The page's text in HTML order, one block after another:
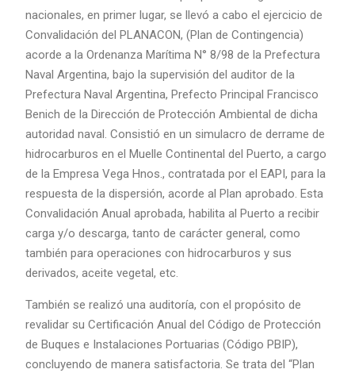
nacionales, en primer lugar, se llevó a cabo el ejercicio de
Convalidación del PLANACON, (Plan de Contingencia)
acorde a la Ordenanza Marítima N° 8/98 de la Prefectura
Naval Argentina, bajo la supervisión del auditor de la
Prefectura Naval Argentina, Prefecto Principal Francisco
Benich de la Dirección de Protección Ambiental de dicha
autoridad naval. Consistió en un simulacro de derrame de
hidrocarburos en el Muelle Continental del Puerto, a cargo
de la Empresa Vega Hnos., contratada por el EAPI, para la
respuesta de la dispersión, acorde al Plan aprobado. Esta
Convalidación Anual aprobada, habilita al Puerto a recibir
carga y/o descarga, tanto de carácter general, como
también para operaciones con hidrocarburos y sus
derivados, aceite vegetal, etc.
También se realizó una auditoría, con el propósito de
revalidar su Certificación Anual del Código de Protección
de Buques e Instalaciones Portuarias (Código PBIP),
concluyendo de manera satisfactoria. Se trata del “Plan